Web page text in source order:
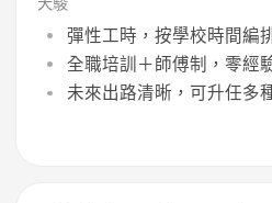
彈性工時，按學校時間編
全職培訓＋師傅制，零經
未來出路清晰，可升任多